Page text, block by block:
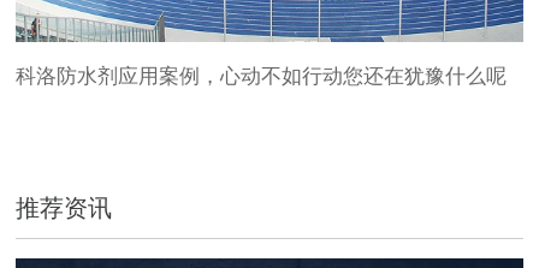
科洛防水剂应用案例，心动不如行动您还在犹豫什么呢
推荐资讯